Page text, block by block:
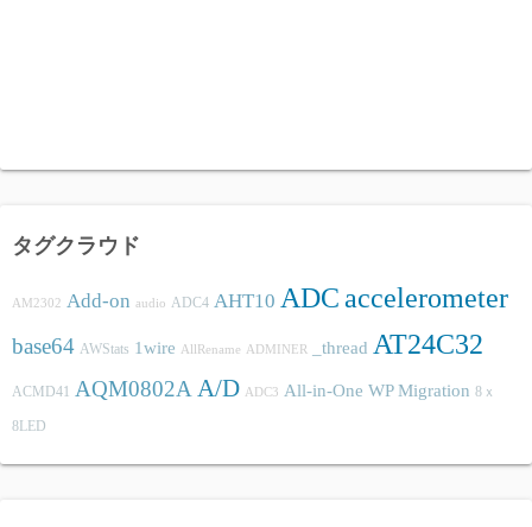
タグクラウド
AM2302 Add-on audio ADC4 AHT10 ADCaccelerometer
base64 AWStats 1wire AllRename ADMINER _thread AT24C32
ACMD41 AQM0802A A/D ADC3 All-in-One WP Migration 8ｘ
8LED